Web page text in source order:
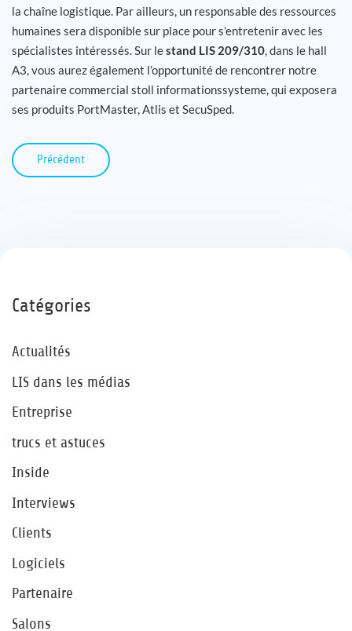
la chaîne logistique. Par ailleurs, un responsable des ressources
humaines sera disponible sur place pour s’entretenir avec les
spécialistes intéressés. Sur lestand LIS 209/310, dans le hall
A3, vous aurez également l’opportunité de rencontrer notre
partenaire commercial stoll informationssysteme, qui exposera
ses produits PortMaster, Atlis et SecuSped.
Précédent
Catégories
Actualités
LIS dans les médias
Entreprise
trucs et astuces
Inside
Interviews
Clients
Logiciels
Partenaire
Salons